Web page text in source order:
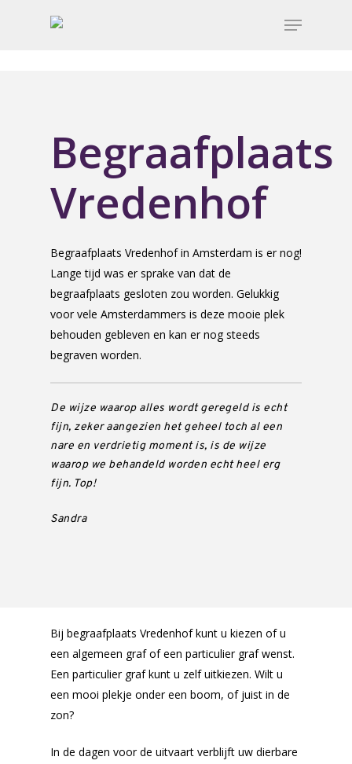
Begraafplaats
Vredenhof
Begraafplaats Vredenhof in Amsterdam is er nog!
Lange tijd was er sprake van dat de
begraafplaats gesloten zou worden. Gelukkig
voor vele Amsterdammers is deze mooie plek
behouden gebleven en kan er nog steeds
begraven worden.
De wijze waarop alles wordt geregeld is echt
fijn, zeker aangezien het geheel toch al een
nare en verdrietig moment is, is de wijze
waarop we behandeld worden echt heel erg
fijn. Top!
Sandra
Bij begraafplaats Vredenhof kunt u kiezen of u
een algemeen graf of een particulier graf wenst.
Een particulier graf kunt u zelf uitkiezen. Wilt u
een mooi plekje onder een boom, of juist in de
zon?
In de dagen voor de uitvaart verblijft uw dierbare